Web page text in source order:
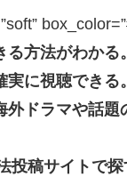
方法がわかる。
に視聴できる。
ドラマや話題
稿サイトで探